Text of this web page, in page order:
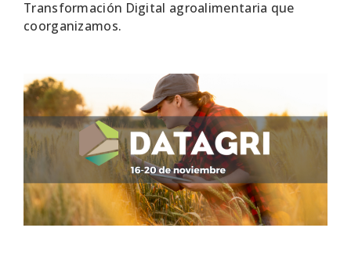
Transformación Digital agroalimentaria que
coorganizamos.